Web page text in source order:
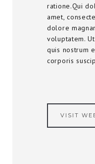
ratione.Qui
amet,
dolore
voluptatem.
quis nostrum
corporis
VISIT